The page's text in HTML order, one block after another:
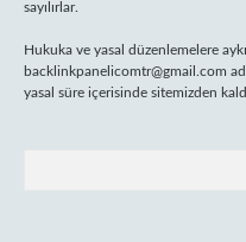
sayılırlar.
Hukuka ve yasal düzenlemelere
backlinkpanelicomtr@gmail.com
yasal süre içerisinde sitemizden